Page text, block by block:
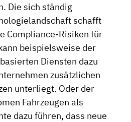
Die sich ständig
schafft
Compliance-Risiken für
beispielsweise der
Diensten dazu
zusätzlichen
unterliegt. Oder der
Fahrzeugen als
dazu führen, dass neue